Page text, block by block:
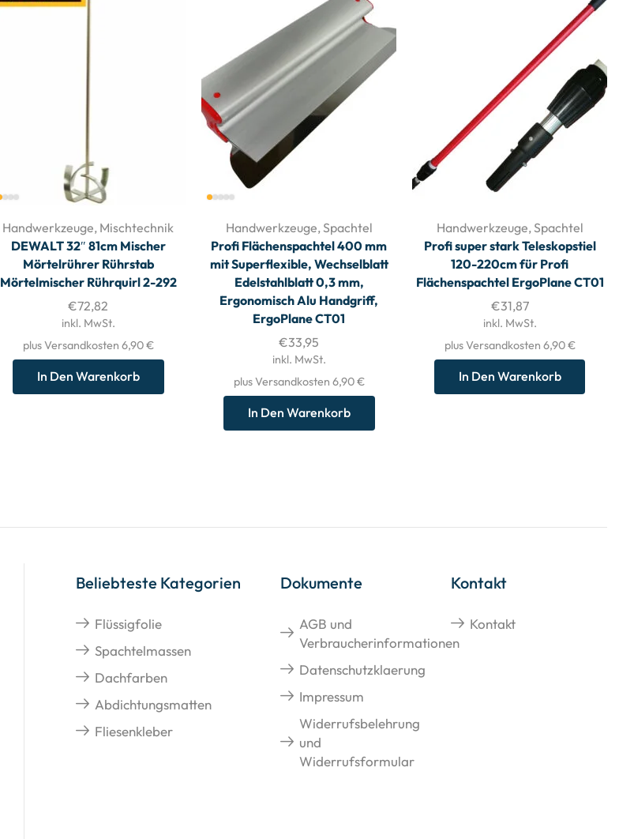
Handwerkzeuge, Mischtechnik
DEWALT 32″ 81cm Mischer
Mörtelrührer Rührstab
Mörtelmischer Rührquirl 2-292
€72,82
inkl. MwSt.
plus Versandkosten 6,90 €
In Den Warenkorb
Handwerkzeuge, Spachtel
Profi Flächenspachtel 400 mm
mit Superflexible, Wechselblatt
Edelstahlblatt 0,3 mm,
Ergonomisch Alu Handgriff,
ErgoPlane CT01
€33,95
inkl. MwSt.
plus Versandkosten 6,90 €
In Den Warenkorb
Handwerkzeuge, Spachtel
Profi super stark Teleskopstiel
120-220cm für Profi
Flächenspachtel ErgoPlane CT01
€31,87
inkl. MwSt.
plus Versandkosten 6,90 €
In Den Warenkorb
Beliebteste Kategorien
Flüssigfolie
Spachtelmassen
Dachfarben
Abdichtungsmatten
Fliesenkleber
Dokumente
AGB und
Verbraucherinformationen
Datenschutzklaerung
Impressum
Widerrufsbelehrung
und
Widerrufsformular
Kontakt
Kontakt